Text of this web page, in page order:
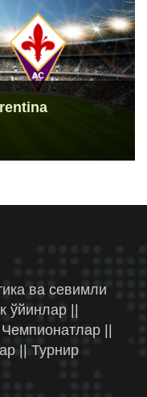
ва севимли
ўйинлар ||
||
|| Турнир